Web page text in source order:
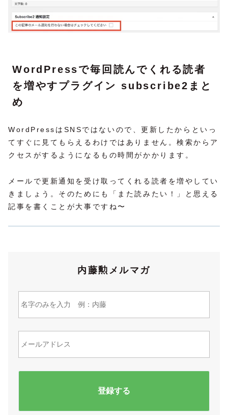
WordPressで毎回読んでくれる読者
を増やすプラグイン subscribe2まと
め
WordPressはSNSではないので、更新したからといっ
てすぐに見てもらえるわけではありません。検索からア
クセスがするようになるもの時間がかかります。
メールで更新通知を受け取ってくれる読者を増やしてい
きましょう。そのためにも「また読みたい！」と思える
記事を書くことが大事ですね〜
内藤勲メルマガ